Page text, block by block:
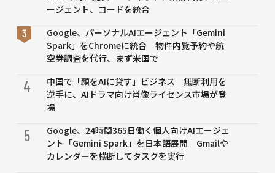
ージェント、コードを統合
Google、パーソナルAIエージェント「Gemini
Spark」をChromeに統合 物件内覧予約や航
空券調査を代行、まず米国で
4
中国で「顔をAIに貸す」ビジネス 無断利用を
逆手に、AIドラマ向け肖像ライセンス市場が登
場
5
Google、24時間365日働く個人向けAIエージェ
ント「Gemini Spark」を日本語展開 Gmailや
カレンダーを横断してタスクを実行